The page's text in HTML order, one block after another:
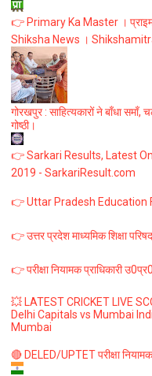
👉 Primary Ka Master ।
Shiksha News ।
गोरखपुर : साहित्यकारों ने बाँधा समाँ,
गोष्ठी।
👉 Sarkari Results, Latest
2019 - SarkariResult.com
👉 Uttar Pradesh Education
👉 उत्तर प्रदेश माध्यमिक शिक्षा
👉 परीक्षा नियामक प्राधिकारी
💥 LATEST CRICKET LIVE
Delhi Capitals vs Mumbai
Mumbai
🔴 DELED/UPTET परीक्षा नियामक